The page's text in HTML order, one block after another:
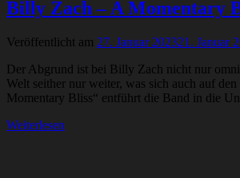
Billy Zach – A Momentary
Veröffentlicht am 27. Januar 202321. Januar
Der Abgrund ist bei Billy Zach nicht nur
Welt seither nur weiter, was sich auch auf
Momentary Bliss“ entführt die Band in die
Weiterlesen